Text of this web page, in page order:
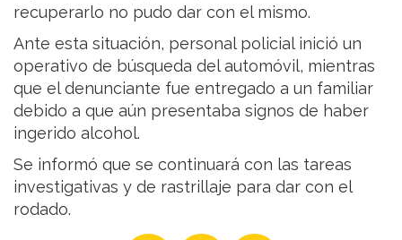
recuperarlo no pudo dar con el mismo.
Ante esta situación, personal policial inició un
operativo de búsqueda del automóvil, mientras
que el denunciante fue entregado a un familiar
debido a que aún presentaba signos de haber
ingerido alcohol.
Se informó que se continuará con las tareas
investigativas y de rastrillaje para dar con el
rodado.